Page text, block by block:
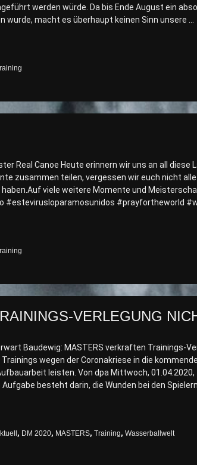
werden würde. Da bis Ende August ein
wurde, macht es überhaupt keinen Sinn unsere …
Real Canoe Heute erinnern wir uns an all diese
zusammen teilen, vergessen wir euch nicht
viele weitere Momente und
#estevirusloparamosunidos #prayfortheworld
VERLEGUNG
Baudewig: MASTERS verkraften Trainings-
Trainings wegen der Coronakriese in die
leisten. Von dpa Mittwoch, 01.04.2020,
besteht darin, die Wunden bei den
, DM 2020, MASTERS, Training, Wasserballwelt